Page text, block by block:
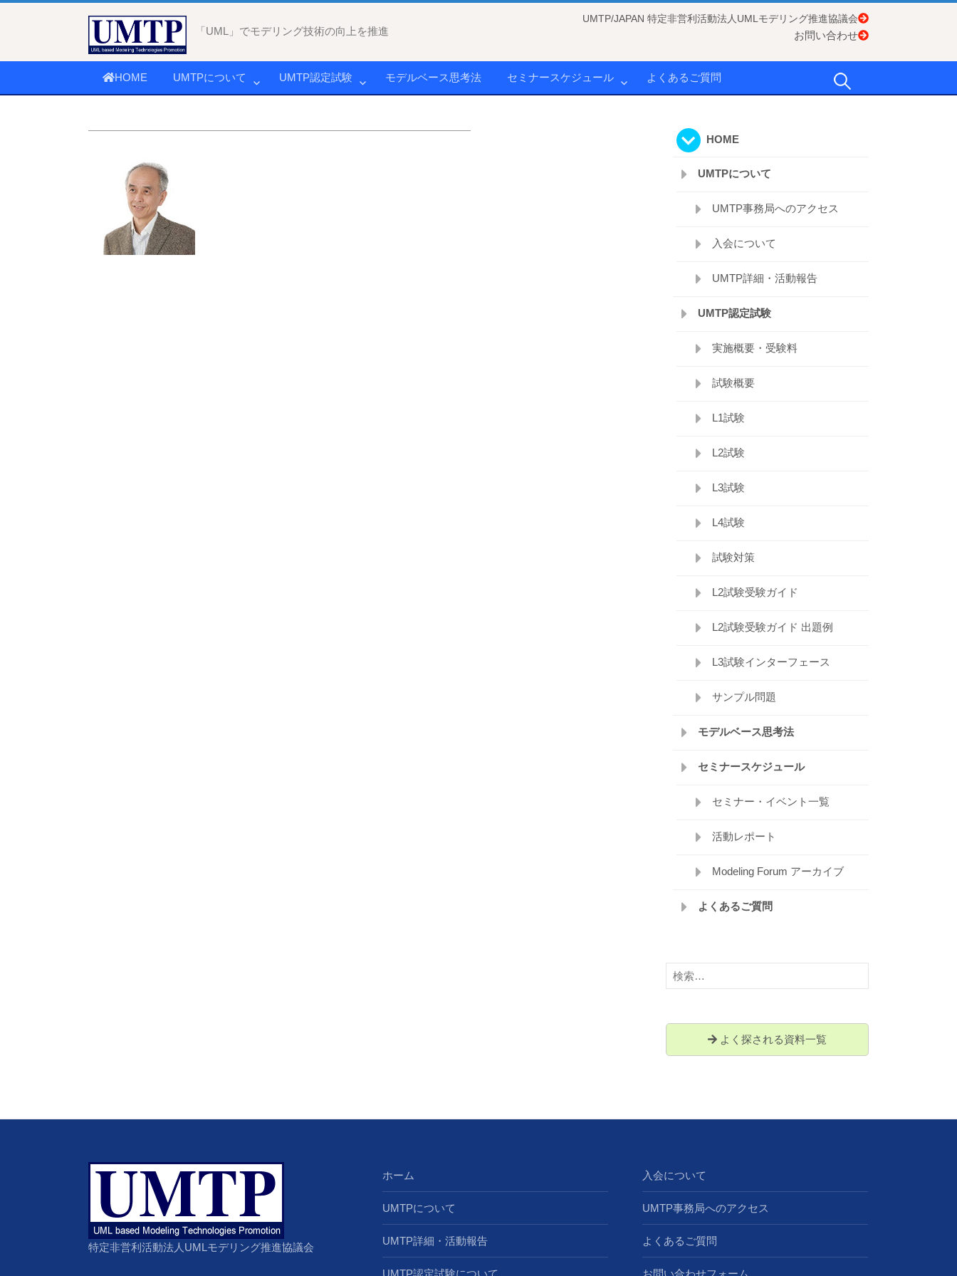
「UML」でモデリング技術の向上を推進
UMTP/JAPAN 特定非営利活動法人UMLモデリング推進協議会
お問い合わせ
HOME UMTPについて UMTP認定試験 モデルベース思考法 セミナースケジュール よくあるご質問 検
HOME
UMTPについて
UMTP事務局へのアクセス
入会について
UMTP詳細・活動報告
UMTP認定試験
実施概要・受験料
試験概要
L1試験
L2試験
L3試験
L4試験
試験対策
L2試験受験ガイド
L2試験受験ガイド 出題例
L3試験インターフェース
サンプル問題
モデルベース思考法
セミナースケジュール
セミナー・イベント一覧
活動レポート
Modeling Forum アーカイブ
よくあるご質問
検
索:
よく探される資料一覧
特定非営利活動法人UMLモデリング推進協議会
ホーム
UMTPについて
UMTP詳細・活動報告
UMTP認定試験について
入会について
UMTP事務局へのアクセス
よくあるご質問
お問い合わせフォーム